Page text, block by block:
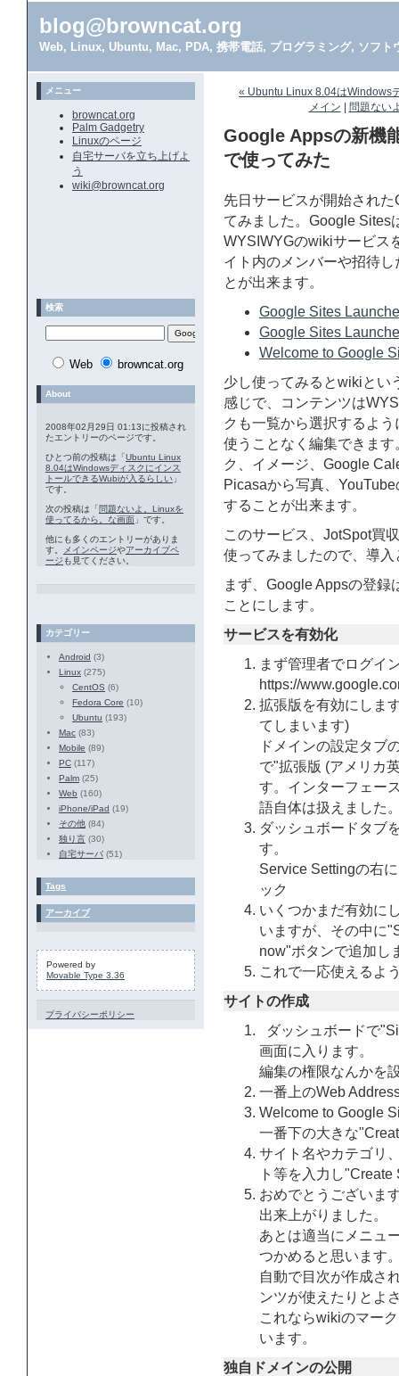
blog@browncat.org
Web, Linux, Ubuntu, Mac, PDA, 携帯電話, プログラミング, ソフト
« Ubuntu Linux 8.04はWindows
メイン
問題ない
Google Appsの新機
で使ってみた
先日サービスが開始され
てみました。Google Sites
WYSIWYGのwikiサービス
イト内のメンバーや招待
とが出来ます。
Google Sites
Google Sites
Welcome to Google
少し使ってみるとwikiとい
感じで、コンテンツは
クも一覧から選択するよ
使うことなく編集できま
ク、イメージ、Google
Picasaから写真、
することが出来ます。
このサービス、JotSpot買
使ってみましたので、導
まず、Google Appsの登
ことにします。
サービスを有効化
まず管理者でログイ
https://
拡張版を有効にしま
てしまいます)
ドメインの設定タブ
で"拡張版 (アメリカ
す。インターフェー
語自体は扱えました
ダッシュボードタブ
す。
Service Settingの右
ック
いくつかまだ有効に
いますが、その中に
now"ボタンで追加し
これで一応使えるよ
サイトの作成
ダッシュボードで
画面に入ります。
編集の権限なんかを
一番上のWeb
Welcome to Google
一番下の大きな
サイト名やカテゴリ
ト等を入力し
おめでとうございま
出来上がりました。
あとは適当にメニュ
つかめると思います
自動で目次が作成さ
ンツが使えたりとよ
これならwikiのマー
います。
独自ドメインの公開
メニュー
browncat.org
Palm Gadgetry
Linuxのページ
自宅サーバを立ち上げよ
う
wiki@browncat.org
検索
Web browncat.org
About
2008年02月29日 01:13に投稿され
たエントリーのページです。
ひとつ前の投稿は「Ubuntu Linux
8.04はWindowsディスクにインス
トールできるWubiが入るらしい 」
です。
次の投稿は「問題ないよ。Linuxを
使ってるから。な画面 」です。
他にも多くのエントリーがありま
す。
メインページやアーカイブペ
ージ も見てください。
カテゴリー
Android (3)
Linux (275)
CentOS (6)
Fedora Core (10)
Ubuntu (193)
Mac (83)
Mobile (89)
PC (117)
Palm (25)
Web (160)
iPhone/iPad (19)
その他 (84)
独り言 (30)
自宅サーバ (51)
Tags
アーカイブ
Powered by
Movable Type 3.36
プライバシーポリシー